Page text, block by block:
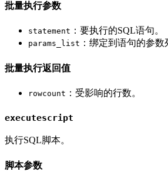
批量执行参数
statement ：要执行的SQL语句。
params_list ：绑定到语句的参数
批量执行返回值
rowcount ：受影响的行数。
executescript
执行SQL脚本。
脚本参数